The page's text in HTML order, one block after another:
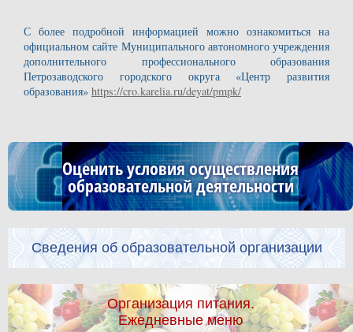
С более подробной информацией можно ознакомиться на
официальном сайте Муниципального автономного учреждения
дополнительного профессионального образования
Петрозаводского городского округа «Центр развития
образования» https://cro.karelia.ru/deyat/pmpk/
Оценить условия осуществления
образовательной деятельности
Сведения об образовательной организации
Организация питания.
Ежедневные меню